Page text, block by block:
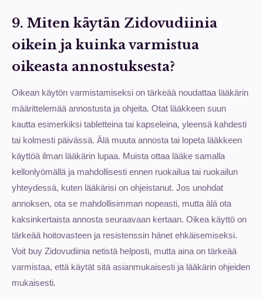
9. Miten käytän Zidovudiinia
oikein ja kuinka varmistua
oikeasta annostuksesta?
Oikean käytön varmistamiseksi on tärkeää noudattaa lääkärin
määrittelemää annostusta ja ohjeita. Otat lääkkeen suun
kautta esimerkiksi tabletteina tai kapseleina, yleensä kahdesti
tai kolmesti päivässä. Älä muuta annosta tai lopeta lääkkeen
käyttöä ilman lääkärin lupaa. Muista ottaa lääke samalla
kellonlyömällä ja mahdollisesti ennen ruokailua tai ruokailun
yhteydessä, kuten lääkärisi on ohjeistanut. Jos unohdat
annoksen, ota se mahdollisimman nopeasti, mutta älä ota
kaksinkertaista annosta seuraavaan kertaan. Oikea käyttö on
tärkeää hoitovasteen ja resistenssin hänet ehkäisemiseksi.
Voit buy Zidovudiinia netistä helposti, mutta aina on tärkeää
varmistaa, että käytät sitä asianmukaisesti ja lääkärin ohjeiden
mukaisesti.